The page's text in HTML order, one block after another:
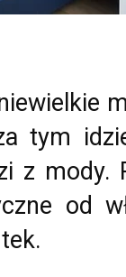
tym
z mody.
od